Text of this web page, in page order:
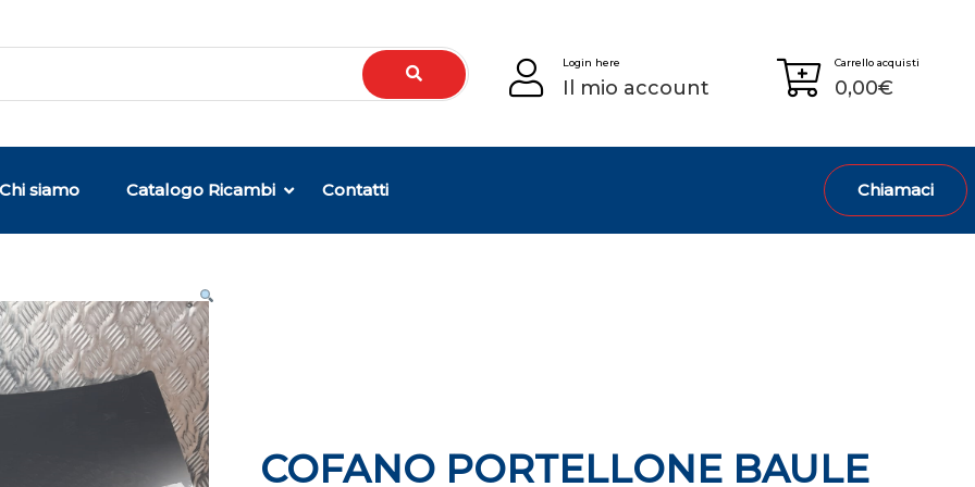
Login here
Il mio account
Carrello acquisti
0,00€
Chi siamo Catalogo Ricambi Contatti Chiamaci
COFANO PORTELLONE BAULE